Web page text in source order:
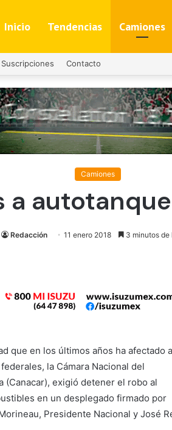
Inicio Tendencias Camiones
Suscripciones Contacto
Camiones
a
Redacción 11 enero 2018 3 minutos de
que en los últimos años ha afectado
la Cámara Nacional del
(Canacar), exigió detener el robo al
en un desplegado firmado por
Presidente Nacional y José